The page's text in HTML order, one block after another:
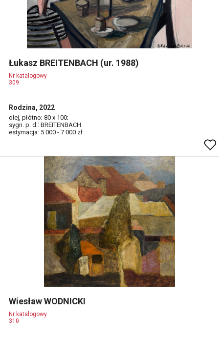
Łukasz BREITENBACH (ur. 1988)
Nr katalogowy
309
Rodzina, 2022
olej, płótno; 80 x 100;
sygn. p. d.: BREITENBACH.
estymacja: 5 000 - 7 000 zł
Wiesław WODNICKI
Nr katalogowy
310